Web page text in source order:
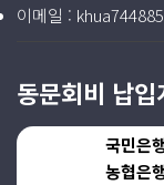
이메일 :
동문회비 납
국민은
농협은